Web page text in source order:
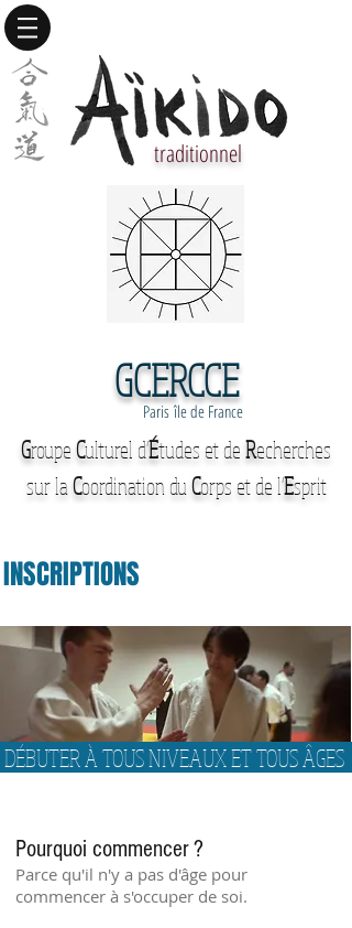
traditionnel
GCERCCE
Paris île de France
GroupeCulturel d'Études et deRecherches
sur laCoordination duCorps et de l'Esprit
INSCRIPTIONS
DÉBUTER À TOUS NIVEAUX ET TOUS ÂGES
Pourquoi commencer ?
Parce qu'il n'y a pas d'âge pour
commencer à s'occuper de soi.